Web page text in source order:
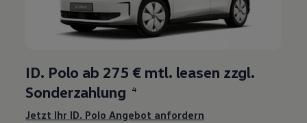
ID. Polo ab 275 € mtl. leasen zzgl.
Sonderzahlung
4
Jetzt Ihr ID. Polo Angebot anfordern